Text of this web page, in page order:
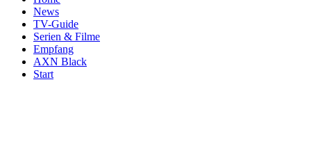
News
TV-Guide
Serien & Filme
Empfang
AXN Black
Start